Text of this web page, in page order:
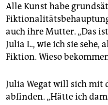
Alle Kunst habe
auch ihre Mutter. „Das
Julia L., wie ich sie sehe,
Fiktion. Wieso
Julia Wegat will sich mit
abfinden. „Hätte ich